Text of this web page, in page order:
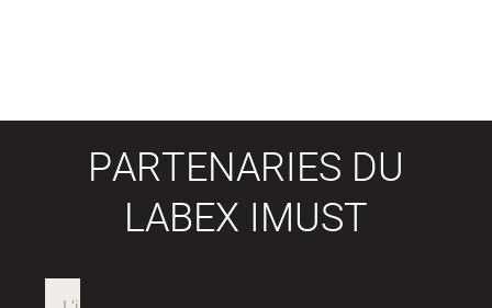
PARTENARIES DU
LABEX IMUST